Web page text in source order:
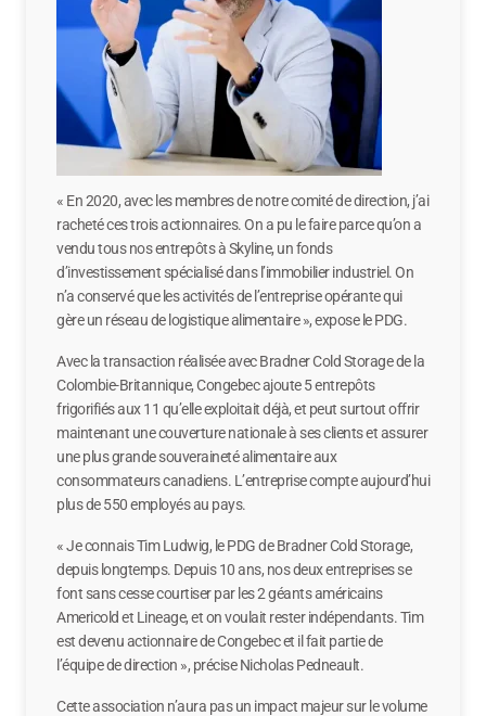
« En 2020, avec les membres de notre comité de direction, j’ai
racheté ces trois actionnaires. On a pu le faire parce qu’on a
vendu tous nos entrepôts à Skyline, un fonds
d’investissement spécialisé dans l’immobilier industriel. On
n’a conservé que les activités de l’entreprise opérante qui
gère un réseau de logistique alimentaire », expose le PDG.
Avec la transaction réalisée avec Bradner Cold Storage de la
Colombie-Britannique, Congebec ajoute 5 entrepôts
frigorifiés aux 11 qu’elle exploitait déjà, et peut surtout offrir
maintenant une couverture nationale à ses clients et assurer
une plus grande souveraineté alimentaire aux
consommateurs canadiens. L’entreprise compte aujourd’hui
plus de 550 employés au pays.
« Je connais Tim Ludwig, le PDG de Bradner Cold Storage,
depuis longtemps. Depuis 10 ans, nos deux entreprises se
font sans cesse courtiser par les 2 géants américains
Americold et Lineage, et on voulait rester indépendants. Tim
est devenu actionnaire de Congebec et il fait partie de
l’équipe de direction », précise Nicholas Pedneault.
Cette association n’aura pas un impact majeur sur le volume